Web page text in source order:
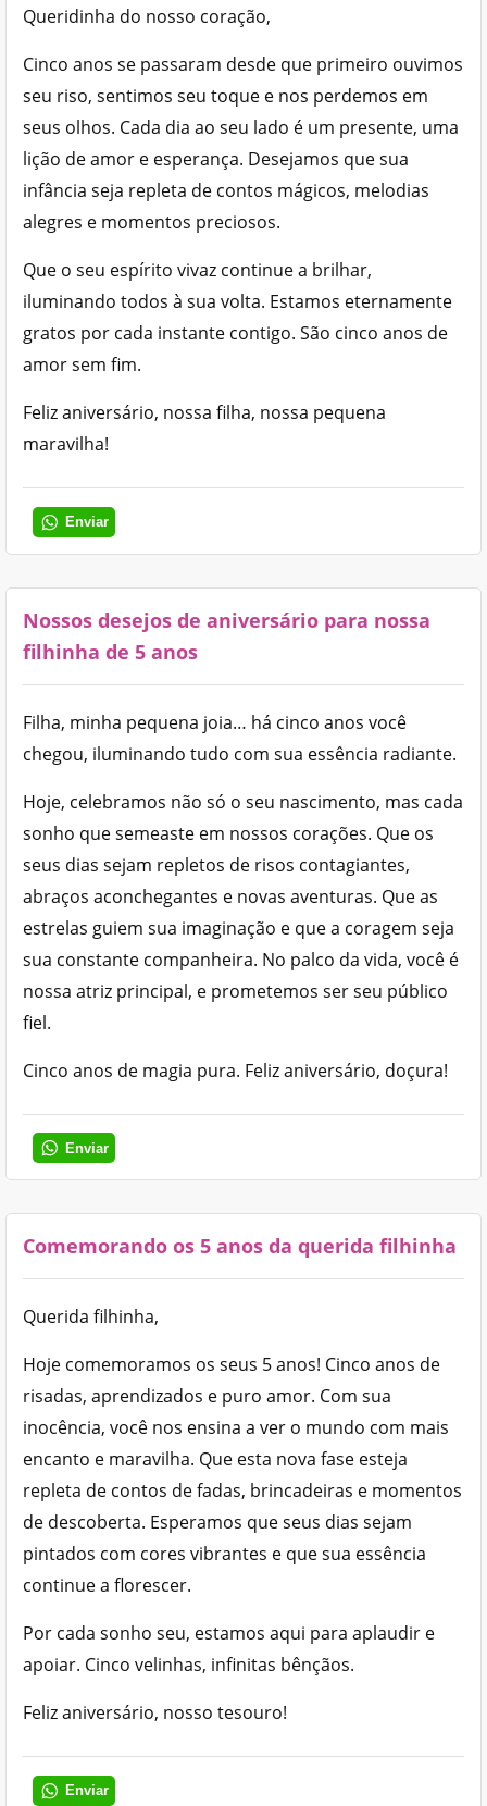
Queridinha do nosso coração,
Cinco anos se passaram desde que primeiro ouvimos
seu riso, sentimos seu toque e nos perdemos em
seus olhos. Cada dia ao seu lado é um presente, uma
lição de amor e esperança. Desejamos que sua
infância seja repleta de contos mágicos, melodias
alegres e momentos preciosos.
Que o seu espírito vivaz continue a brilhar,
iluminando todos à sua volta. Estamos eternamente
gratos por cada instante contigo. São cinco anos de
amor sem fim.
Feliz aniversário, nossa filha, nossa pequena
maravilha!
Enviar
Nossos desejos de aniversário para nossa
filhinha de 5 anos
Filha, minha pequena joia… há cinco anos você
chegou, iluminando tudo com sua essência radiante.
Hoje, celebramos não só o seu nascimento, mas cada
sonho que semeaste em nossos corações. Que os
seus dias sejam repletos de risos contagiantes,
abraços aconchegantes e novas aventuras. Que as
estrelas guiem sua imaginação e que a coragem seja
sua constante companheira. No palco da vida, você é
nossa atriz principal, e prometemos ser seu público
fiel.
Cinco anos de magia pura. Feliz aniversário, doçura!
Enviar
Comemorando os 5 anos da querida filhinha
Querida filhinha,
Hoje comemoramos os seus 5 anos! Cinco anos de
risadas, aprendizados e puro amor. Com sua
inocência, você nos ensina a ver o mundo com mais
encanto e maravilha. Que esta nova fase esteja
repleta de contos de fadas, brincadeiras e momentos
de descoberta. Esperamos que seus dias sejam
pintados com cores vibrantes e que sua essência
continue a florescer.
Por cada sonho seu, estamos aqui para aplaudir e
apoiar. Cinco velinhas, infinitas bênçãos.
Feliz aniversário, nosso tesouro!
Enviar